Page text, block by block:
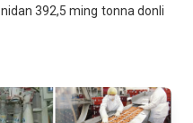
392,5 ming tonna donli